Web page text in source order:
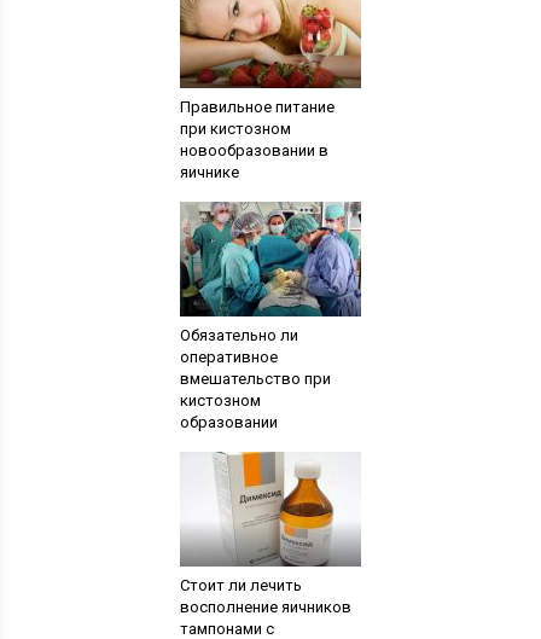
Правильное питание
при кистозном
новообразовании в
яичнике
Обязательно ли
оперативное
вмешательство при
кистозном
образовании
Стоит ли лечить
восполнение яичников
тампонами с